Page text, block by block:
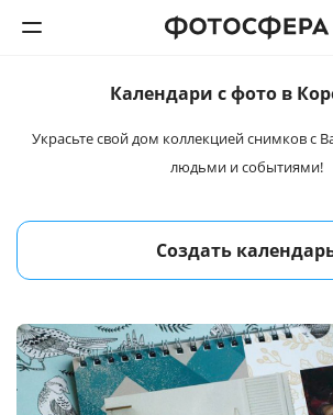
Календари
Интерьерная печать
Фотоподарки
Багетная мастерская
Календари с фото в
Украсьте свой дом коллекцией снимковс
людьми и событиями!
Создать